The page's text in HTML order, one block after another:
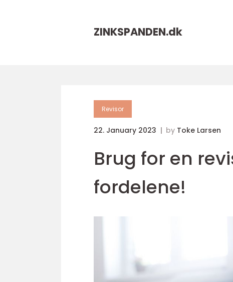
ZINKSPANDEN.dk
Revisor
22. January 2023 by Toke Larsen
Brug for en
fordelene!